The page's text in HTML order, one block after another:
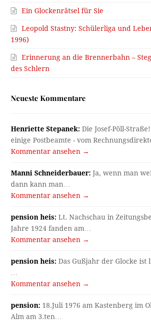
Ein Glockenrätsel für Sie
Leopold Stastny: Schülerliga und
1996)
Erinnerung an die Brennerbahn –
des Schlern
Neueste Kommentare
Henriette Stepanek: Die Josef-Pöll-
einige Postbeamte - vom
Kommentar ansehen →
Manni Schneiderbauer: Ja, wenn man
dann kann man…
Kommentar ansehen →
pension heis: Lt. Nachschau in
Jahre 1924 fanden am…
Kommentar ansehen →
pension heis: Das Gußjahr der Glocke ist
Kommentar ansehen →
pension: 18.Juli 1976 am Kastenberg im
Alm am 3.ten…